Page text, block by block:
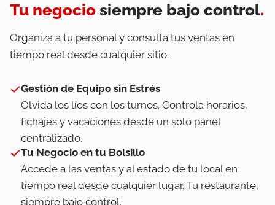
Tu negocio siempre bajo control.
Organiza a tu personal y consulta tus ventas en
tiempo real desde cualquier sitio.
Gestión de Equipo sin Estrés
Olvida los líos con los turnos. Controla horarios,
fichajes y vacaciones desde un solo panel
centralizado.
Tu Negocio en tu Bolsillo
Accede a las ventas y al estado de tu local en
tiempo real desde cualquier lugar. Tu restaurante,
siempre bajo control.